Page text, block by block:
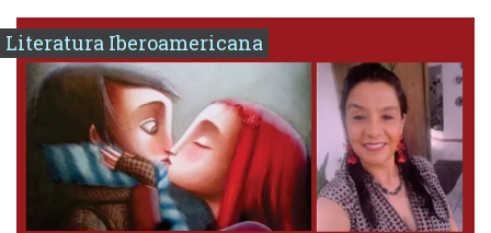
Literatura Iberoamericana